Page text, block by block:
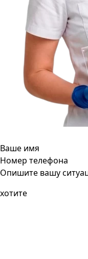
Ваше имя
Номер телефона
Опишите вашу
хотите